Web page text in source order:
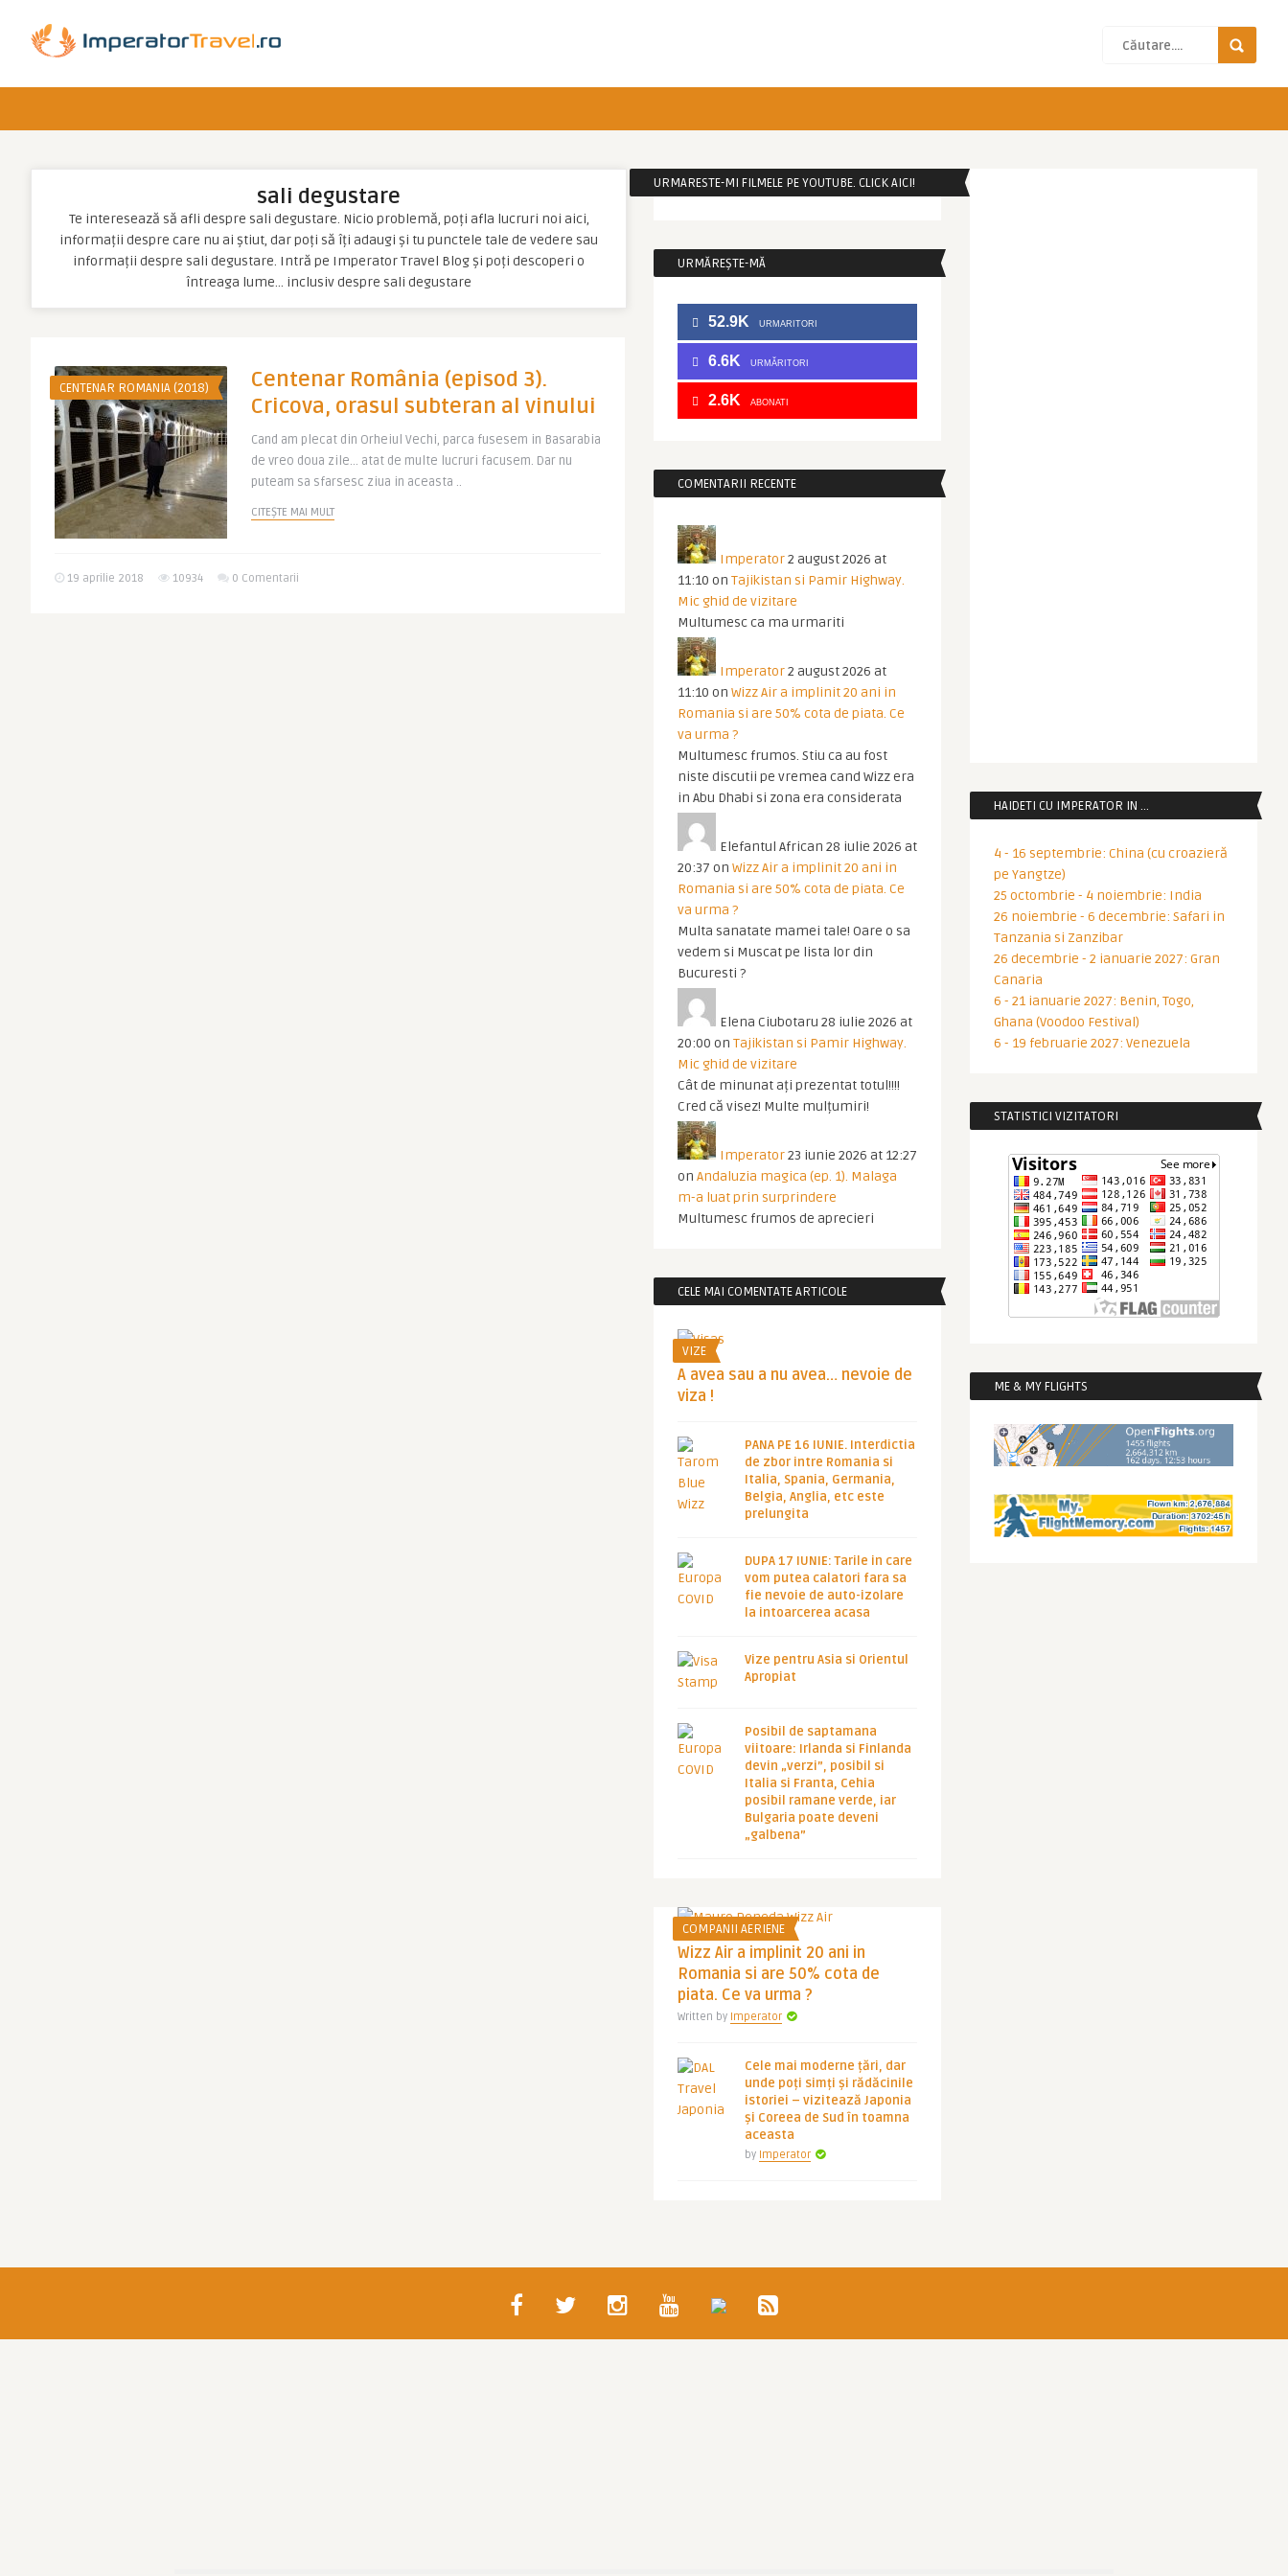
sali degustare
Te interesează să afli despre sali degustare. Nicio problemă, poți afla lucruri noi aici,
informații despre care nu ai știut, dar poți să îți adaugi și tu punctele tale de vedere sau
informații despre sali degustare. Intră pe Imperator Travel Blog și poți descoperi o
întreaga lume… inclusiv despre sali degustare
CENTENAR ROMANIA (2018)
Centenar România (episod 3).
Cricova, orasul subteran al vinului
Cand am plecat din Orheiul Vechi, parca fusesem in Basarabia
de vreo doua zile… atat de multe lucruri facusem. Dar nu
puteam sa sfarsesc ziua in aceasta ..
CITEȘTE MAI MULT
19 aprilie 2018 10934 0 Comentarii
URMARESTE-MI FILMELE PE YOUTUBE. CLICK AICI!
URMĂREȘTE-MĂ
52.9K URMARITORI
6.6K URMĂRITORI
2.6K ABONATI
COMENTARII RECENTE
Imperator2 august 2026 at
11:10 on Tajikistan si Pamir Highway.
Mic ghid de vizitare
Multumesc ca ma urmariti
Imperator2 august 2026 at
11:10 on Wizz Air a implinit 20 ani in
Romania si are 50% cota de piata. Ce
va urma ?
Multumesc frumos. Stiu ca au fost
niste discutii pe vremea cand Wizz era
in Abu Dhabi si zona era considerata
Elefantul African 28 iulie 2026 at
20:37 on Wizz Air a implinit 20 ani in
Romania si are 50% cota de piata. Ce
va urma ?
Multa sanatate mamei tale! Oare o sa
vedem si Muscat pe lista lor din
Bucuresti ?
Elena Ciubotaru 28 iulie 2026 at
20:00 on Tajikistan si Pamir Highway.
Mic ghid de vizitare
Cât de minunat ați prezentat totul!!!!
Cred că visez! Multe mulțumiri!
Imperator23 iunie 2026 at 12:27
on Andaluzia magica (ep. 1). Malaga
m-a luat prin surprindere
Multumesc frumos de aprecieri
CELE MAI COMENTATE ARTICOLE
VIZE
A avea sau a nu avea… nevoie de
viza !
PANA PE 16 IUNIE. Interdictia
de zbor intre Romania si
Italia, Spania, Germania,
Belgia, Anglia, etc este
prelungita
DUPA 17 IUNIE: Tarile in care
vom putea calatori fara sa
fie nevoie de auto-izolare
la intoarcerea acasa
Vize pentru Asia si Orientul
Apropiat
Posibil de saptamana
viitoare: Irlanda si Finlanda
devin „verzi”, posibil si
Italia si Franta, Cehia
posibil ramane verde, iar
Bulgaria poate deveni
„galbena”
COMPANII AERIENE
Wizz Air a implinit 20 ani in
Romania si are 50% cota de
piata. Ce va urma ?
Written by Imperator
Cele mai moderne țări, dar
unde poți simți și rădăcinile
istoriei – vizitează Japonia
și Coreea de Sud în toamna
aceasta
by Imperator
HAIDETI CU IMPERATOR IN …
4 - 16 septembrie: China (cu croazieră
pe Yangtze)
25 octombrie - 4 noiembrie: India
26 noiembrie - 6 decembrie: Safari in
Tanzania si Zanzibar
26 decembrie - 2 ianuarie 2027: Gran
Canaria
6 - 21 ianuarie 2027: Benin, Togo,
Ghana (Voodoo Festival)
6 - 19 februarie 2027: Venezuela
STATISTICI VIZITATORI
ME & MY FLIGHTS